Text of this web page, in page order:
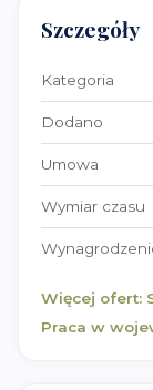
Szczegóły
Kategoria
Dodano
Umowa
Wymiar czasu
Więcej ofert:
Praca w